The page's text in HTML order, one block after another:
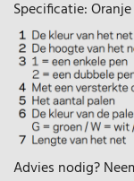
Specificatie:
Advies nodig?